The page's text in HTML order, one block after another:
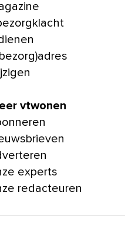
vtwonen
experts
redacteuren